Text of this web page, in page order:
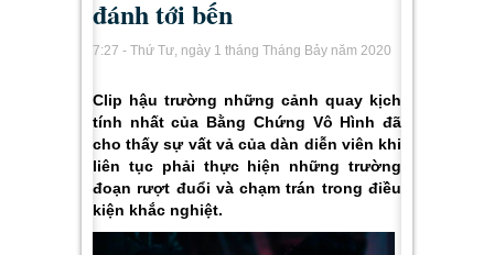
đánh tới bến
7:27 - Thứ Tư, ngày 1 tháng Tháng Bảy năm 2020
Clip hậu trường những cảnh quay kịch
tính nhất của Bằng Chứng Vô Hình đã
cho thấy sự vất vả của dàn diễn viên khi
liên tục phải thực hiện những trường
đoạn rượt đuổi và chạm trán trong điều
kiện khắc nghiệt.